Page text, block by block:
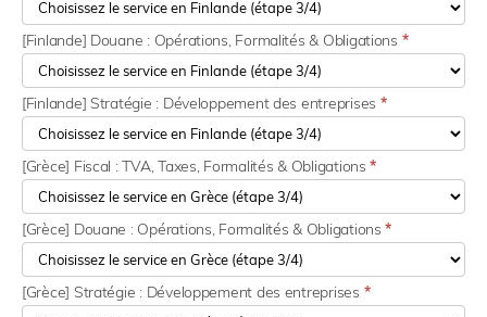
[Finlande] Douane : Opérations, Formalités & Obligations *
[Finlande] Stratégie : Développement des entreprises *
[Grèce] Fiscal : TVA, Taxes, Formalités & Obligations*
[Grèce] Douane : Opérations, Formalités & Obligations*
[Grèce] Stratégie : Développement des entreprises *